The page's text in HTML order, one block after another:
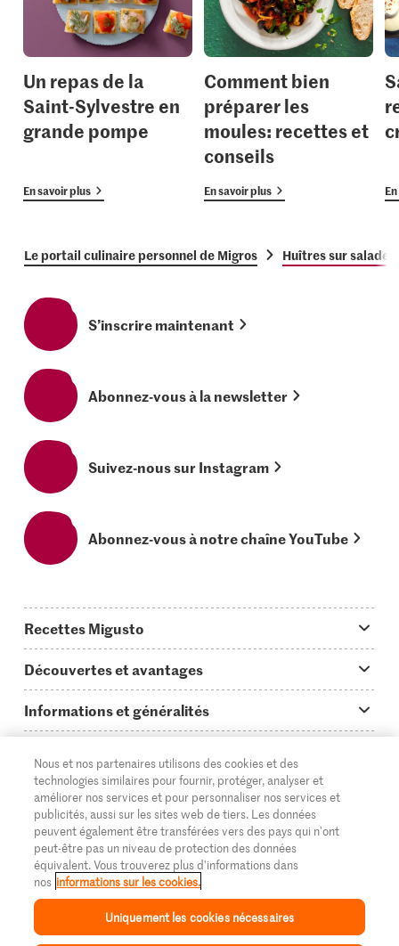
Un repas de la
Saint-Sylvestre en
grande pompe
En savoir plus
Comment bien
préparer les
moules: recettes et
conseils
En savoir plus
Le portail culinaire personnel de Migros Huîtres sur salade
S’inscrire maintenant
Abonnez-vous à la newsletter
Suivez-nous sur Instagram
Abonnez-vous à notre chaîne YouTube
Recettes Migusto
Idées de menus
Plats principaux
Simple & vite prêt
Apéritif
Préparations au four
Enfants & famille
Toutes les recettes
Découvertes et avantages
On en parle...
Tutoriels
Glossaire des ingrédients
Login Migusto
Magazine Migusto
Informations et généralités
Questions concernant Migusto
Cuisiner avec Migusto
Service clientèle & contact
Publicité
Impressum
Mentions légales
Supermarché
Migros Online
À propos de Migros
Magasins
Cumulus
© 2026 La Fédération des coopératives Migros
DE FR IT
Nous et nos partenaires utilisons des cookies et des
technologies similaires pour fournir, protéger, analyser et
améliorer nos services et pour personnaliser nos services et
publicités, aussi sur les sites web de tiers. Les données
peuvent également être transférées vers des pays qui n'ont
peut-être pas un niveau de protection des données
équivalent. Vous trouverez plus d'informations dans
nos informations sur les cookies.
Uniquement les cookies nécessaires